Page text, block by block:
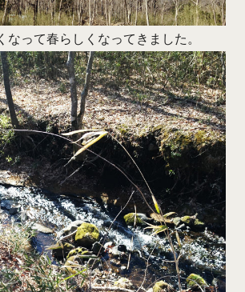
なって春らしくなってきました。